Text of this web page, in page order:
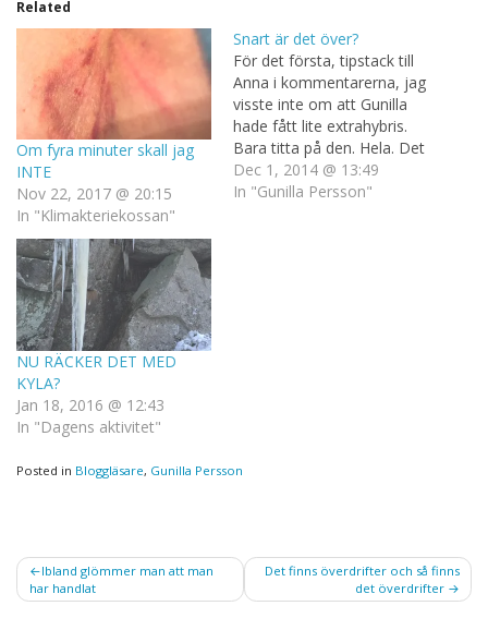
Related
Om fyra minuter skall jag
INTE
Nov 22, 2017 @ 20:15
In "Klimakteriekossan"
Snart är det över?
För det första, tipstack till
Anna i kommentarerna, jag
visste inte om att Gunilla
hade fått lite extrahybris.
Bara titta på den. Hela. Det
är värt det för man fnissar
jättemycket. Sen undrar
Dec 1, 2014 @ 13:49
In "Gunilla Persson"
NU RÄCKER DET MED
KYLA?
Jan 18, 2016 @ 12:43
In "Dagens aktivitet"
Posted in Bloggläsare, Gunilla Persson
Post
navigation
Ibland glömmer man att man
har handlat
Det finns överdrifter och så finns
det överdrifter